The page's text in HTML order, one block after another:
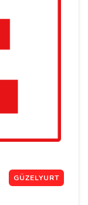
GÜZELYURT